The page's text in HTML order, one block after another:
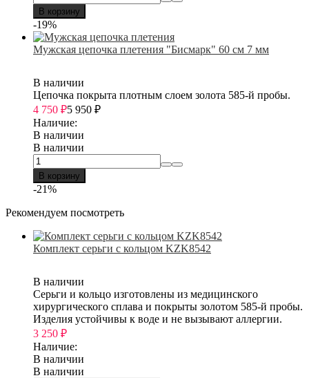
В корзину
-19%
Мужская цепочка плетения "Бисмарк" 60 см 7 мм
В наличии
Цепочка покрыта плотным слоем золота 585-й пробы.
4 750 ₽5 950 ₽
Наличие:
В наличии
В наличии
В корзину
-21%
Рекомендуем посмотреть
Комплект серьги с кольцом KZK8542
В наличии
Серьги и кольцо изготовлены из медицинского
хирургического сплава и покрыты золотом 585-й пробы.
Изделия устойчивы к воде и не вызывают аллергии.
3 250 ₽
Наличие:
В наличии
В наличии